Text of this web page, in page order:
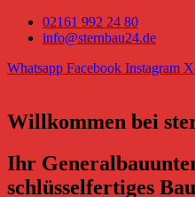
02161 992 24 80
info@sternbau24.de
Whatsapp Facebook Instagram
Willkommen bei
Ihr
schlüsselfertiges